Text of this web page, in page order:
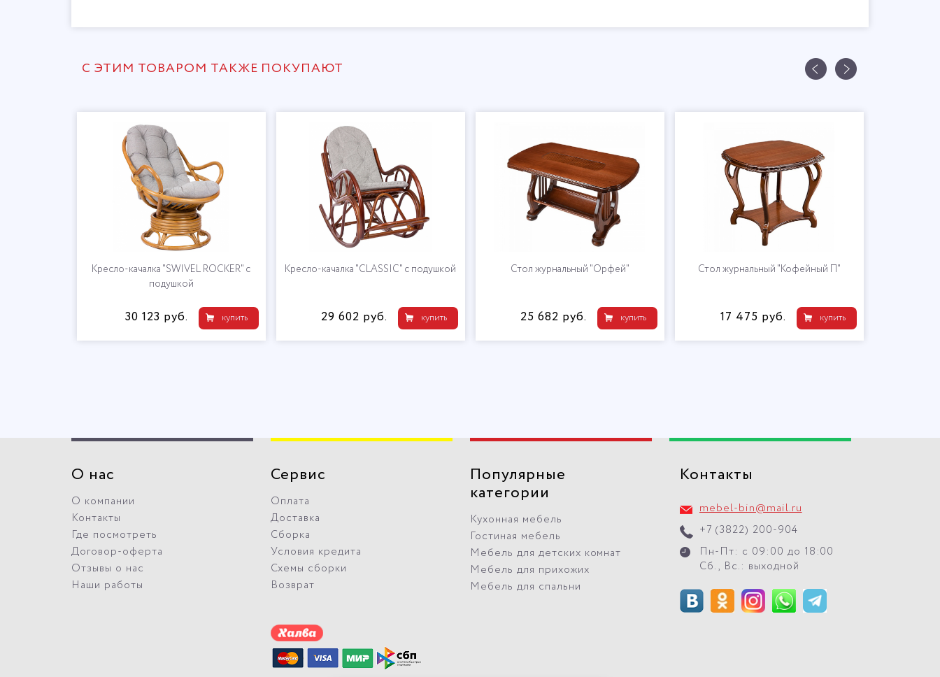
С ЭТИМ ТОВАРОМ ТАКЖЕ ПОКУПАЮТ
Кресло-качалка "SWIVEL ROCKER" с
подушкой
купить
30 123 руб.
Кресло-качалка "CLASSIC" с подушкой
купить
29 602 руб.
Стол журнальный "Орфей"
купить
25 682 руб.
Стол журнальный "Кофейный П"
купить
17 475 руб.
О нас
О компании
Контакты
Где посмотреть
Договор-оферта
Отзывы о нас
Наши работы
Сервис
Оплата
Доставка
Сборка
Условия кредита
Схемы сборки
Возврат
Популярные
категории
Кухонная мебель
Гостиная мебель
Мебель для детских комнат
Мебель для прихожих
Мебель для спальни
Контакты
mebel-bin@mail.ru
+7 (3822) 200-904
Пн-Пт: с 09:00 до 18:00
Сб., Вс.: выходной